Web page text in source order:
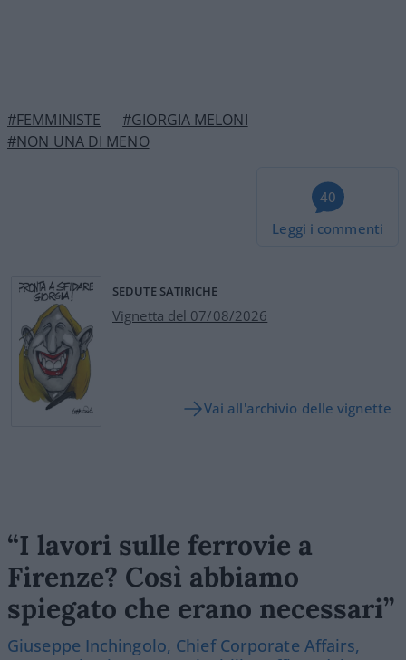
#FEMMINISTE
#GIORGIA MELONI
#NON UNA DI MENO
40
Leggi i commenti
SEDUTE SATIRICHE
Vignetta del 07/08/2026
Vai all'archivio delle vignette
“I lavori sulle ferrovie a
Firenze? Così abbiamo
spiegato che erano necessari”
Giuseppe Inchingolo, Chief Corporate Affairs,